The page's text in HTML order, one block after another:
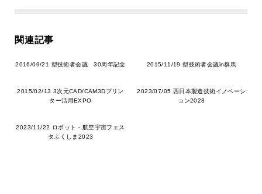
関連記事
2016/09/21 型技術者会議 30周年記念 2015/11/19 型技術者会議in群馬
2015/02/13 3次元CAD/CAM3Dプリン
ター活用EXPO
2023/07/05 西日本製造技術イノベーシ
ョン2023
2023/11/22 ロボット・航空宇宙フェス
タふくしま2023